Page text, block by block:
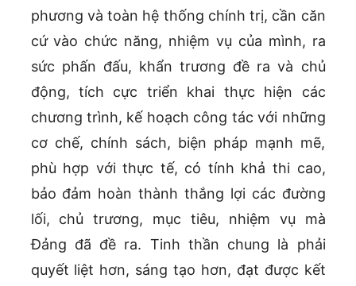
phương và toàn hệ thống chính trị, cần căn
cứ vào chức năng, nhiệm vụ của mình, ra
sức phấn đấu, khẩn trương đề ra và chủ
động, tích cực triển khai thực hiện các
chương trình, kế hoạch công tác với những
cơ chế, chính sách, biện pháp mạnh mẽ,
phù hợp với thực tế, có tính khả thi cao,
bảo đảm hoàn thành thắng lợi các đường
lối, chủ trương, mục tiêu, nhiệm vụ mà
Đảng đã đề ra. Tinh thần chung là phải
quyết liệt hơn, sáng tạo hơn, đạt được kết